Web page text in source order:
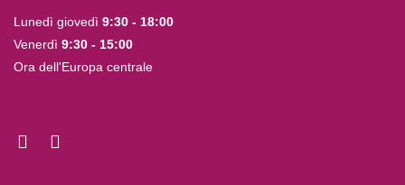
Lunedì giovedì 9:30 - 18:00
Venerdì 9:30 - 15:00
Ora dell'Europa centrale